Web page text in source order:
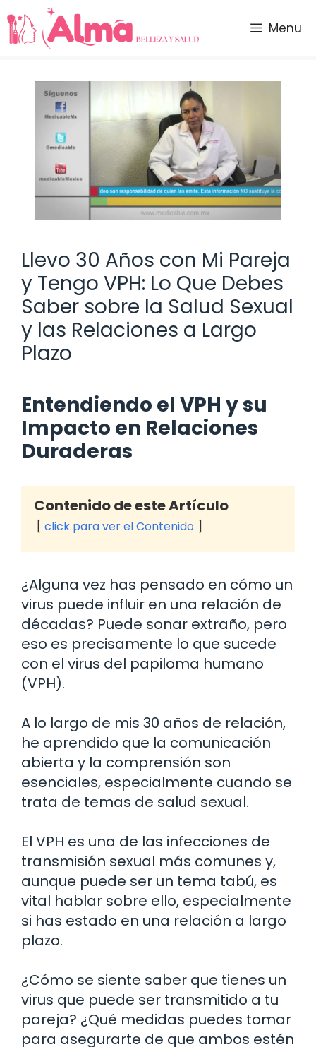
Saltar
al
contenido
Menu
Llevo 30 Años con Mi Pareja
y Tengo VPH: Lo Que Debes
Saber sobre la Salud Sexual
y las Relaciones a Largo
Plazo
Entendiendo el VPH y su
Impacto en Relaciones
Duraderas
Contenido de este Artículo
click para ver el Contenido
¿Alguna vez has pensado en cómo un
virus puede influir en una relación de
décadas? Puede sonar extraño, pero
eso es precisamente lo que sucede
con el virus del papiloma humano
(VPH).
A lo largo de mis 30 años de relación,
he aprendido que la comunicación
abierta y la comprensión son
esenciales, especialmente cuando se
trata de temas de salud sexual.
El VPH es una de las infecciones de
transmisión sexual más comunes y,
aunque puede ser un tema tabú, es
vital hablar sobre ello, especialmente
si has estado en una relación a largo
plazo.
¿Cómo se siente saber que tienes un
virus que puede ser transmitido a tu
pareja? ¿Qué medidas puedes tomar
para asegurarte de que ambos estén